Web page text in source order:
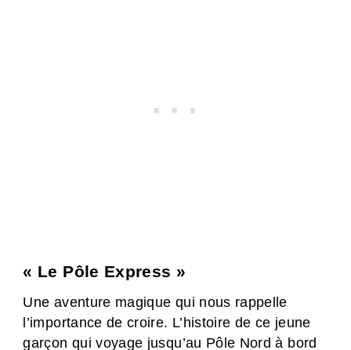
« Le Pôle Express »
Une aventure magique qui nous rappelle
l’importance de croire. L’histoire de ce jeune
garçon qui voyage jusqu’au Pôle Nord à bord